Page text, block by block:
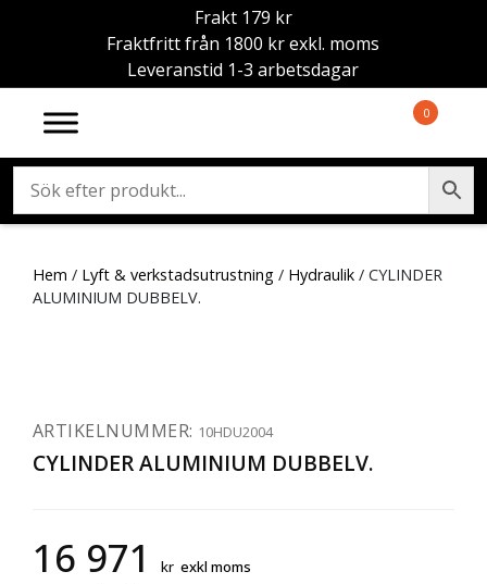
Frakt 179 kr
Fraktfritt från 1800 kr exkl. moms
Leveranstid 1-3 arbetsdagar
0
Hem / Lyft & verkstadsutrustning/ Hydraulik/ CYLINDER
ALUMINIUM DUBBELV.
ARTIKELNUMMER: 10HDU2004
CYLINDER ALUMINIUM DUBBELV.
16 971 kr exkl moms